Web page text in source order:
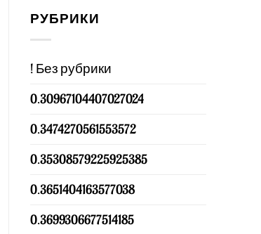
РУБРИКИ
! Без рубрики
0.30967104407027024
0.3474270561553572
0.35308579225925385
0.3651404163577038
0.3699306677514185